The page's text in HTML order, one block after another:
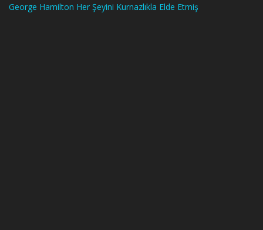
George Hamilton Her Şeyini Kurnazlıkla Elde Etmiş